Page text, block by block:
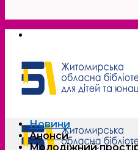
Новини
Анонси
Молодіжний